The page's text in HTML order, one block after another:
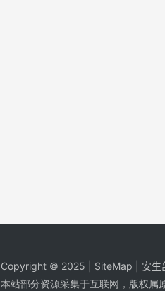
Copyright © 2025 | SiteMap | 安生
本站部分资源采集于互联网，版权属